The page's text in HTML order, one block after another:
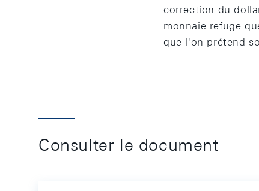
correction du
monnaie refuge
que l'on prétend
Consulter le document